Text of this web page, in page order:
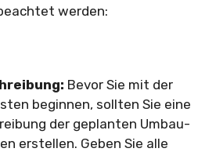
werden:
Bevor Sie mit der
beginnen, sollten Sie eine
der geplanten Umbau-
erstellen. Geben Sie alle